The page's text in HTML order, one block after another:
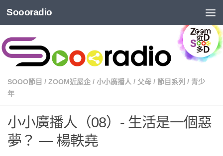
Soooradio
SOOO節目 / ZOOM近屋企 / 小小廣播人 / 父母 / 節目系列 / 青少
年
小小廣播人（08）- 生活是一個惡
夢？ — 楊軼堯